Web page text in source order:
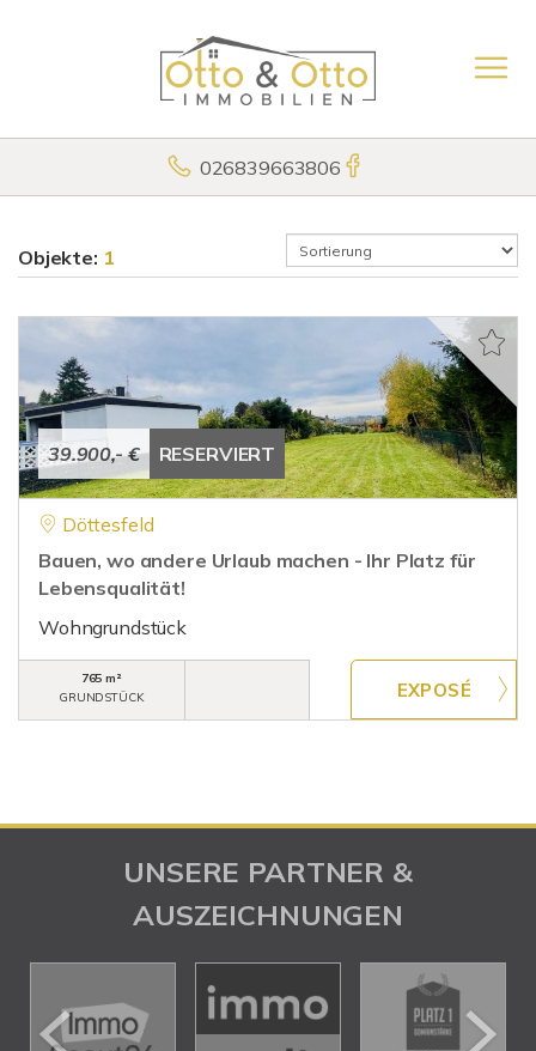
026839663806
Objekte: 1
39.900,- € RESERVIERT
Döttesfeld
Bauen, wo andere Urlaub machen - Ihr Platz für
Lebensqualität!
Wohngrundstück
765 m²
GRUNDSTÜCK
UNSERE PARTNER &
AUSZEICHNUNGEN